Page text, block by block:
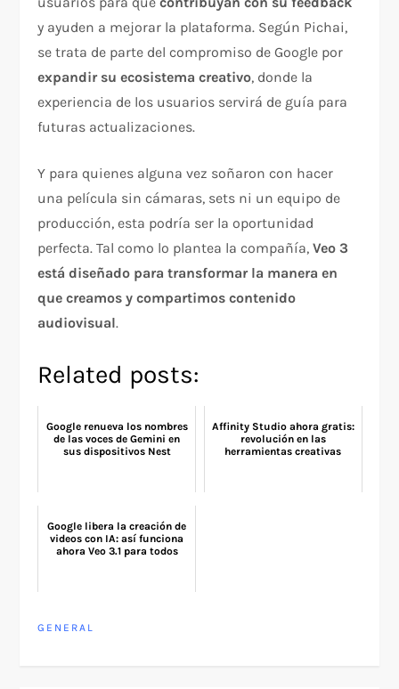
y ayuden a mejorar la plataforma. Según Pichai,
se trata de parte del compromiso de Google por
expandir su ecosistema creativo, donde la
experiencia de los usuarios servirá de guía para
futuras actualizaciones.
Y para quienes alguna vez soñaron con hacer
una película sin cámaras, sets ni un equipo de
producción, esta podría ser la oportunidad
perfecta. Tal como lo plantea la compañía,Veo 3
está diseñado para transformar la manera en
que creamos y compartimos contenido
audiovisual.
Related posts:
Google renueva los nombres
de las voces de Gemini en
sus dispositivos Nest
Affinity Studio ahora gratis:
revolución en las
herramientas creativas
Google libera la creación de
videos con IA: así funciona
ahora Veo 3.1 para todos
GENERAL